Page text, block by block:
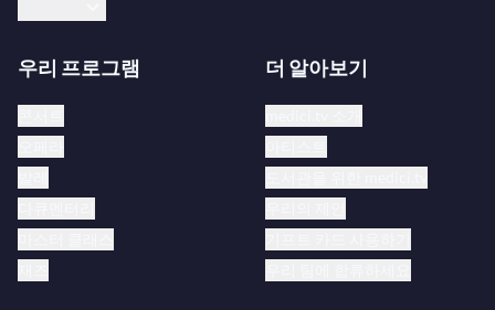
우리 프로그램 더 알아보기